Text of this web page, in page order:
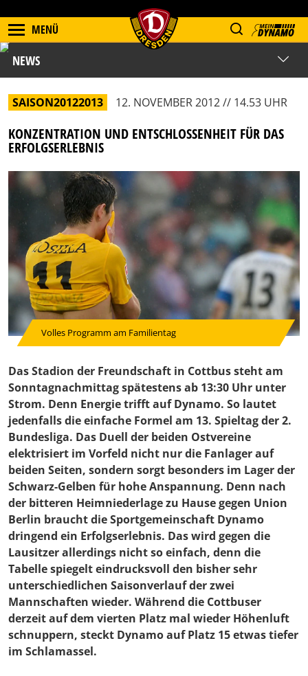
MENÜ
NEWS
SAISON20122013 12. NOVEMBER 2012 // 14.53 UHR
KONZENTRATION UND ENTSCHLOSSENHEIT FÜR DAS
ERFOLGSERLEBNIS
Volles Programm am Familientag
Das Stadion der Freundschaft in Cottbus steht am
Sonntagnachmittag spätestens ab 13:30 Uhr unter
Strom. Denn Energie trifft auf Dynamo. So lautet
jedenfalls die einfache Formel am 13. Spieltag der 2.
Bundesliga. Das Duell der beiden Ostvereine
elektrisiert im Vorfeld nicht nur die Fanlager auf
beiden Seiten, sondern sorgt besonders im Lager der
Schwarz-Gelben für hohe Anspannung. Denn nach
der bitteren Heimniederlage zu Hause gegen Union
Berlin braucht die Sportgemeinschaft Dynamo
dringend ein Erfolgserlebnis. Das wird gegen die
Lausitzer allerdings nicht so einfach, denn die
Tabelle spiegelt eindrucksvoll den bisher sehr
unterschiedlichen Saisonverlauf der zwei
Mannschaften wieder. Während die Cottbuser
derzeit auf dem vierten Platz mal wieder Höhenluft
schnuppern, steckt Dynamo auf Platz 15 etwas tiefer
im Schlamassel.